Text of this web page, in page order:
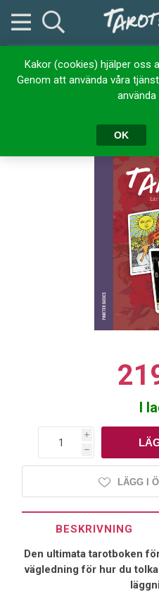
Kakor (cookies) hjälper oss
Genom att använda våra
OK
Böcker Tarot
Tarot : lär dig
I
i
h
LÄGG I
BESKRIVNING
Den ultimata tarotboken
vägledning för hur du